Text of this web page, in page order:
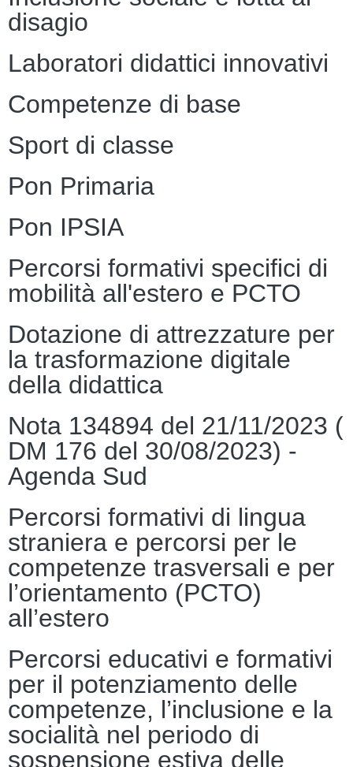
disagio
Laboratori didattici innovativi
Competenze di base
Sport di classe
Pon Primaria
Pon IPSIA
Percorsi formativi specifici di
mobilità all'estero e PCTO
Dotazione di attrezzature per
la trasformazione digitale
della didattica
Nota 134894 del 21/11/2023 (
DM 176 del 30/08/2023) -
Agenda Sud
Percorsi formativi di lingua
straniera e percorsi per le
competenze trasversali e per
l’orientamento (PCTO)
all’estero
Percorsi educativi e formativi
per il potenziamento delle
competenze, l’inclusione e la
socialità nel periodo di
sospensione estiva delle